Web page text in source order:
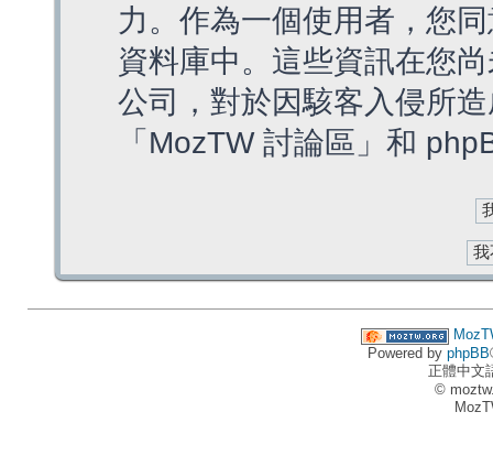
力。作為一個使用者，您
資料庫中。這些資訊在您
公司，對於因駭客入侵所
「MozTW 討論區」和
Powered by phpBB
正體中文
©